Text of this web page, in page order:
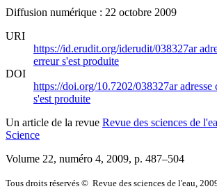
Diffusion numérique : 22 octobre 2009
URI
https://id.erudit.org/iderudit/038327ar
erreur s'est produite
DOI
https://doi.org/10.7202/038327aradresse
s'est produite
Un article de la revue Revue des sciences de
Science
Volume 22, numéro 4, 2009, p. 487–504
Tous droits réservés © Revue des sciences de l'eau,